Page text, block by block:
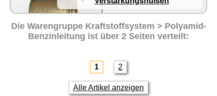
Die Warengruppe Kraftstoffsystem > Polyamid-
Benzinleitung ist über 2 Seiten verteilt:
1 2
Alle Artikel anzeigen